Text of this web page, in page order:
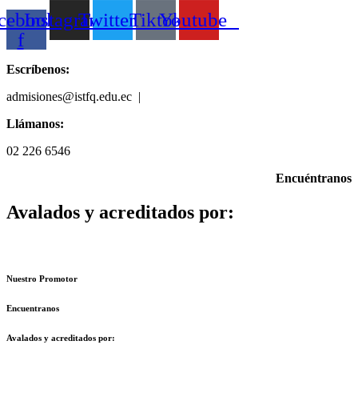
f
InstagramTwitterTiktokYoutube
Escríbenos:
admisiones@istfq.edu.ec |
Llámanos:
02 226 6546
Encuéntranos
Avalados y acreditados por:
Nuestro Promotor
Encuentranos
Avalados y acreditados por: